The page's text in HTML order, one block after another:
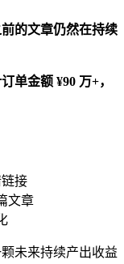
的文章仍然在持续
单金额 ¥90 万+，
接
文章
未来持续产出收益